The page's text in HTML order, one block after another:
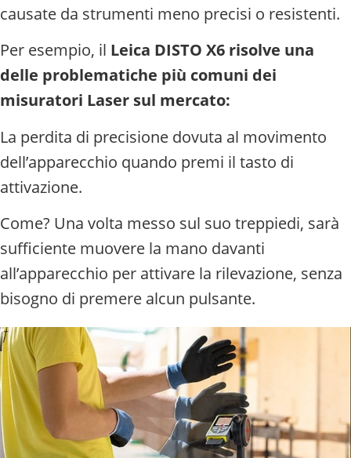
causate da strumenti meno precisi o resistenti.
Per esempio, il Leica DISTO X6 risolve una
delle problematiche più comuni dei
misuratori Laser sul mercato:
La perdita di precisione dovuta al movimento
dell’apparecchio quando premi il tasto di
attivazione.
Come? Una volta messo sul suo treppiedi, sarà
sufficiente muovere la mano davanti
all’apparecchio per attivare la rilevazione, senza
bisogno di premere alcun pulsante.